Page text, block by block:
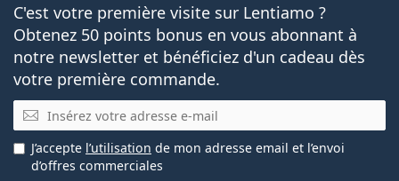
C'est votre première visite sur Lentiamo ?
Obtenez 50 points bonus en vous abonnant à
notre newsletter et bénéficiez d'un cadeau dès
votre première commande.
E-mail
J’accepte l’utilisation de mon adresse email et l’envoi
d’offres commerciales